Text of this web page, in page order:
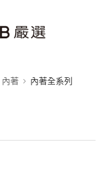
內著 內著全系列